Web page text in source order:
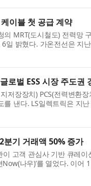
이블 첫 공급 계약
MRT(도시철도) 전력망
일 밝혔다. 가온전선은 지
한 공공 배전 프로젝트
로벌 ESS 시장 주도권
저장장치) PCS(전력변환장
낸다. LS일렉트릭은 지
및 관계자들이 참석한 가운
분기 거래액 50% 증가
이 고객 관심사 기반 큐레
나우)’를 열었다. 이어
가로 열며 3개 전문관 체제